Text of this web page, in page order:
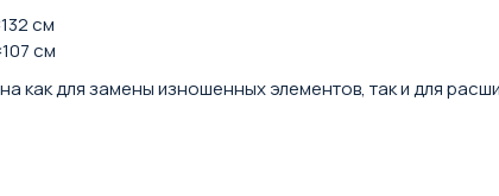
см
см
как для замены изношенных элементов, так и для